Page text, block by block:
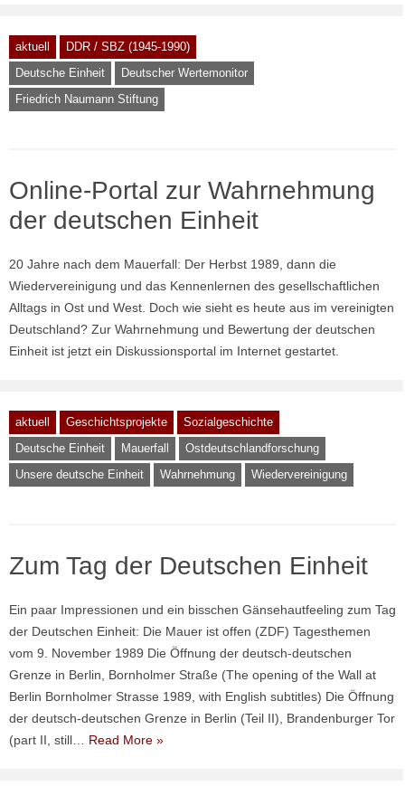
aktuell
DDR / SBZ (1945-1990)
Deutsche Einheit
Deutscher Wertemonitor
Friedrich Naumann Stiftung
Online-Portal zur Wahrnehmung
der deutschen Einheit
20 Jahre nach dem Mauerfall: Der Herbst 1989, dann die
Wiedervereinigung und das Kennenlernen des gesellschaftlichen
Alltags in Ost und West. Doch wie sieht es heute aus im vereinigten
Deutschland? Zur Wahrnehmung und Bewertung der deutschen
Einheit ist jetzt ein Diskussionsportal im Internet gestartet.
aktuell Geschichtsprojekte
Sozialgeschichte
Deutsche Einheit
Mauerfall
Ostdeutschlandforschung
Unsere deutsche Einheit
Wahrnehmung Wiedervereinigung
Zum Tag der Deutschen Einheit
Ein paar Impressionen und ein bisschen Gänsehautfeeling zum Tag
der Deutschen Einheit: Die Mauer ist offen (ZDF) Tagesthemen
vom 9. November 1989 Die Öffnung der deutsch-deutschen
Grenze in Berlin, Bornholmer Straße (The opening of the Wall at
Berlin Bornholmer Strasse 1989, with English subtitles) Die Öffnung
der deutsch-deutschen Grenze in Berlin (Teil II), Brandenburger Tor
(part II, still… Read More »